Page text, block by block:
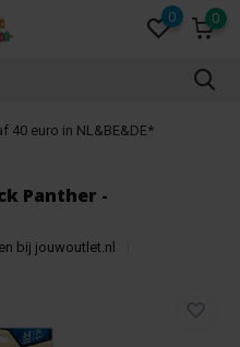
0 0
40 euro in NL&BE&DE*
Panther -
bij jouwoutlet.nl